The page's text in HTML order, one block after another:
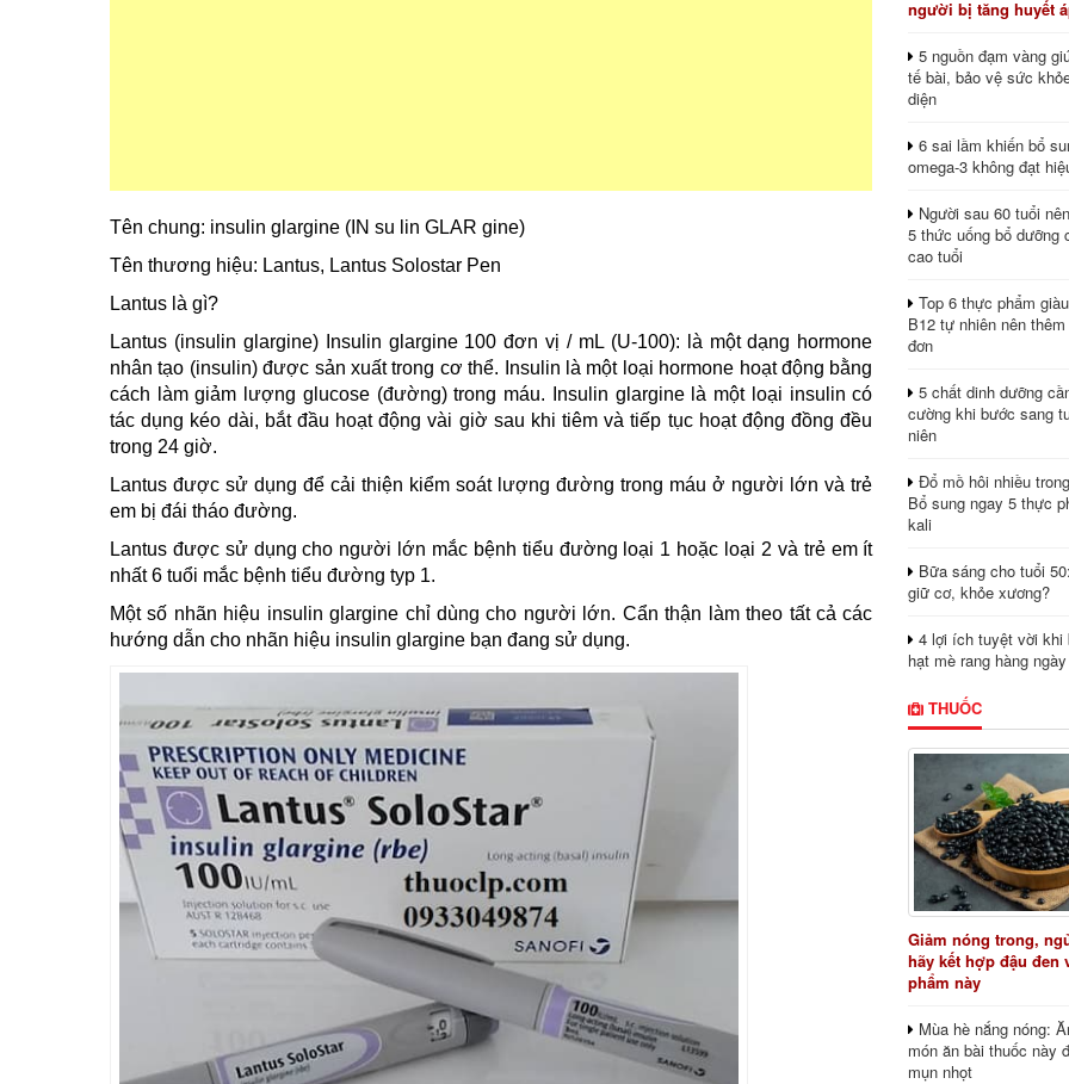
Tên chung: insulin glargine (IN su lin GLAR gine)
Tên thương hiệu: Lantus, Lantus Solostar Pen
Lantus là gì?
Lantus (insulin glargine) Insulin glargine 100 đơn vị / mL (U-100): là một dạng hormone
nhân tạo (insulin) được sản xuất trong cơ thể. Insulin là một loại hormone hoạt động bằng
cách làm giảm lượng glucose (đường) trong máu. Insulin glargine là một loại insulin có
tác dụng kéo dài, bắt đầu hoạt động vài giờ sau khi tiêm và tiếp tục hoạt động đồng đều
trong 24 giờ.
Lantus được sử dụng để cải thiện kiểm soát lượng đường trong máu ở người lớn và trẻ
em bị đái tháo đường.
Lantus được sử dụng cho người lớn mắc bệnh tiểu đường loại 1 hoặc loại 2 và trẻ em ít
nhất 6 tuổi mắc bệnh tiểu đường typ 1.
Một số nhãn hiệu insulin glargine chỉ dùng cho người lớn. Cẩn thận làm theo tất cả các
hướng dẫn cho nhãn hiệu insulin glargine bạn đang sử dụng.
người bị tăng huyết
5 nguồn đạm vàng
tế bài, bảo vệ sức
diện
6 sai lầm khiến bổ
omega-3 không đạt
Người sau 60 tuổi
5 thức uống bổ dưỡng
cao tuổi
Top 6 thực phẩm
B12 tự nhiên nên
đơn
5 chất dinh dưỡng
cường khi bước sang
niên
Đổ mồ hôi nhiều
Bổ sung ngay 5 thực
kali
Bữa sáng cho tuổi
giữ cơ, khỏe xương?
4 lợi ích tuyệt vời khi
hạt mè rang hàng ngày
THUỐC
Giảm nóng trong,
hãy kết hợp đậu đen
phẩm này
Mùa hè nắng nóng:
món ăn bài thuốc này
mụn nhọt